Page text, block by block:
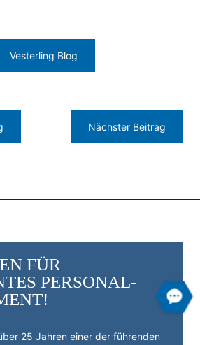
FÜR
PERSONAL­
25 Jahren einer der führenden
Vesterling Blog
Nächster Beitrag